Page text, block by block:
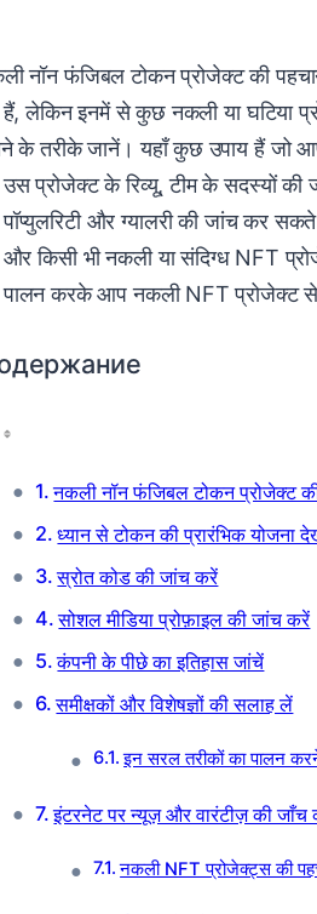
नॉन फंजिबल टोकन प्रोजेक्ट की
हैं, लेकिन इनमें से कुछ नकली या घटिया
के तरीके जानें। यहाँ कुछ उपाय हैं जो
प्रोजेक्ट के रिव्यू, टीम के सदस्यों की
और ग्यालरी की जांच कर
किसी भी नकली या संदिग्ध NFT
पालन करके आप नकली NFT प्रोजेक्ट
नकली नॉन फंजिबल टोकन प्रोजेक्ट
ध्यान से टोकन की प्रारंभिक योजना
स्रोत कोड की जांच करें
सोशल मीडिया प्रोफ़ाइल की जांच करें
कंपनी के पीछे का इतिहास जांचें
समीक्षकों और विशेषज्ञों की सलाह लें
इन सरल तरीकों का पालन
इंटरनेट पर न्यूज़ और वारंटीज़ की जाँच
नकली NFT प्रोजेक्ट्स की